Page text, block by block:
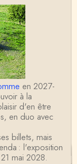
en 2027-
à la
d'en être
en duo avec
billets, mais
: l'exposition
mai 2028.